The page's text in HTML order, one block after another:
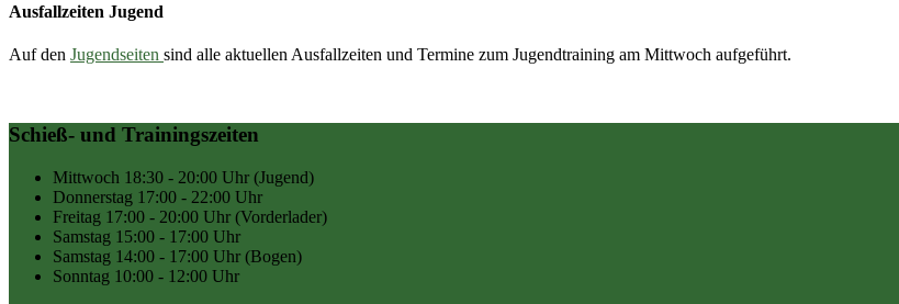
Ausfallzeiten Jugend
Auf den Jugendseiten sind alle aktuellen Ausfallzeiten und Termine zum Jugendtraining am Mittwoch aufgeführt.
Schieß- und Trainingszeiten
Mittwoch 18:30 - 20:00 Uhr (Jugend)
Donnerstag 17:00 - 22:00 Uhr
Freitag 17:00 - 20:00 Uhr (Vorderlader)
Samstag 15:00 - 17:00 Uhr
Samstag 14:00 - 17:00 Uhr (Bogen)
Sonntag 10:00 - 12:00 Uhr